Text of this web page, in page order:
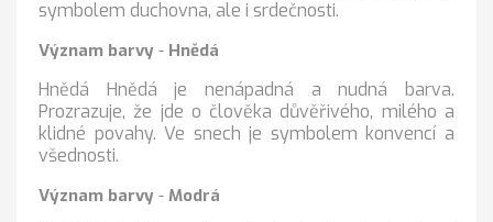
symbolem duchovna, ale i srdečnosti.
Význam barvy - Hnědá
Hnědá Hnědá je nenápadná a nudná barva.
Prozrazuje, že jde o člověka důvěřivého, milého a
klidné povahy. Ve snech je symbolem konvencí a
všednosti.
Význam barvy - Modrá